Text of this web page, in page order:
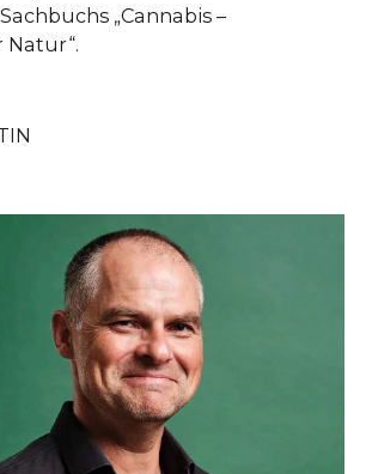
„Cannabis –
Natur“.